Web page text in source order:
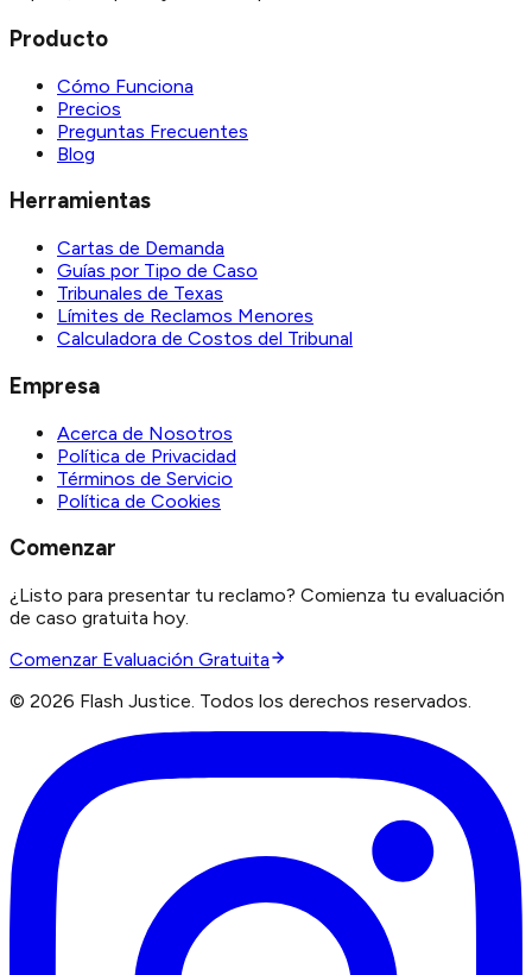
Producto
Cómo Funciona
Precios
Preguntas Frecuentes
Blog
Herramientas
Cartas de Demanda
Guías por Tipo de Caso
Tribunales de Texas
Límites de Reclamos Menores
Calculadora de Costos del Tribunal
Empresa
Acerca de Nosotros
Política de Privacidad
Términos de Servicio
Política de Cookies
Comenzar
¿Listo para presentar tu reclamo? Comienza tu evaluación
de caso gratuita hoy.
Comenzar Evaluación Gratuita
© 2026 Flash Justice. Todos los derechos reservados.